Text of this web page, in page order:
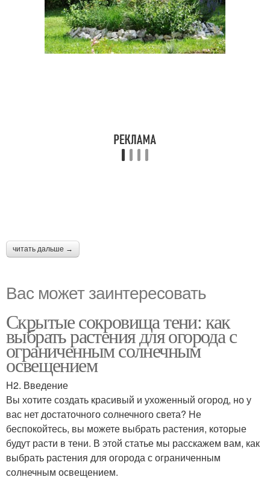
читать дальше →
Вас может заинтересовать
Скрытые сокровища тени: как
выбрать растения для огорода с
ограниченным солнечным
освещением
H2. Введение
Вы хотите создать красивый и ухоженный огород, но у
вас нет достаточного солнечного света? Не
беспокойтесь, вы можете выбрать растения, которые
будут расти в тени. В этой статье мы расскажем вам, как
выбрать растения для огорода с ограниченным
солнечным освещением.